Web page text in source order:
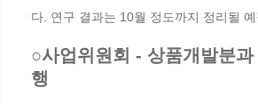
다. 연구 결과는 10월 정도까지 정리될 예
○사업위원회 - 상품개발분
행